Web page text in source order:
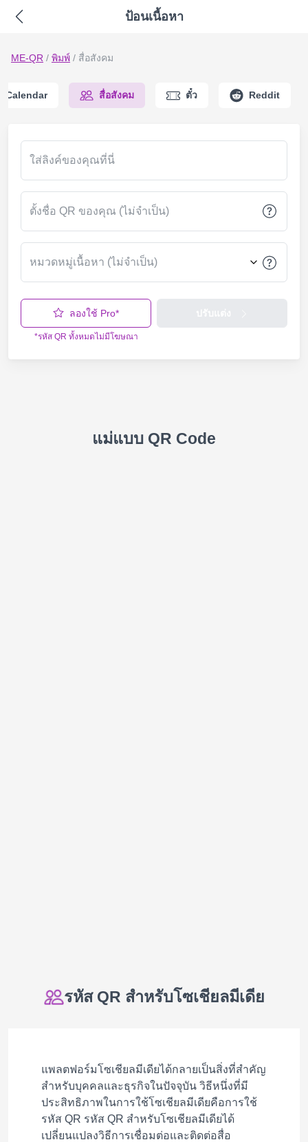
ป้อนเนื้อหา
ME-QR / พิมพ์ / สื่อสังคม
Calendar สื่อสังคม ตั๋ว Reddit
ใส่ลิงค์ของคุณที่นี่
ตั้งชื่อ QR ของคุณ (ไม่จำเป็น)
ลองใช้ Pro*
*รหัส QR ทั้งหมดไม่มีโฆษณา
แม่แบบ QR Code
รหัส QR สำหรับโซเชียลมีเดีย
แพลตฟอร์มโซเชียลมีเดียได้กลายเป็นสิ่งที่สำคัญ
สำหรับบุคคลและธุรกิจในปัจจุบัน วิธีหนึ่งที่มี
ประสิทธิภาพในการใช้โซเชียลมีเดียคือการใช้
รหัส QR รหัส QR สำหรับโซเชียลมีเดียได้
เปลี่ยนแปลงวิธีการเชื่อมต่อและติดต่อสื่อ